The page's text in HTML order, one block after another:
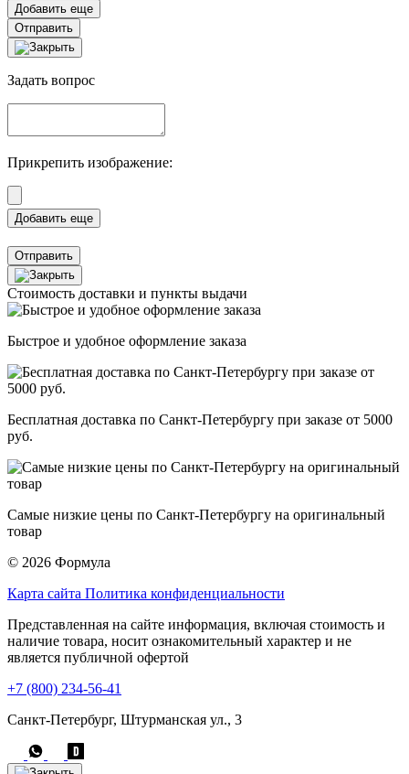
Отправить
Задать вопрос
Прикрепить изображение:
Отправить
Стоимость доставки и пункты выдачи
Быстрое и удобное оформление заказа
Бесплатная доставка по Санкт-Петербургу при заказе от 5000
руб.
Самые низкие цены по Санкт-Петербургу на оригинальный
товар
© 2026 Формула
Карта сайта Политика конфиденциальности
Представленная на сайте информация, включая стоимость и
наличие товара, носит ознакомительный характер и не
является публичной офертой
+7 (800) 234-56-41
Санкт-Петербург, Штурманская ул., 3